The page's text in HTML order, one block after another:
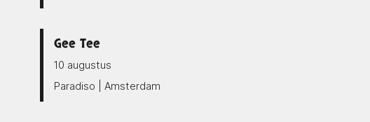
Gee Tee
10 augustus
Paradiso | Amsterdam